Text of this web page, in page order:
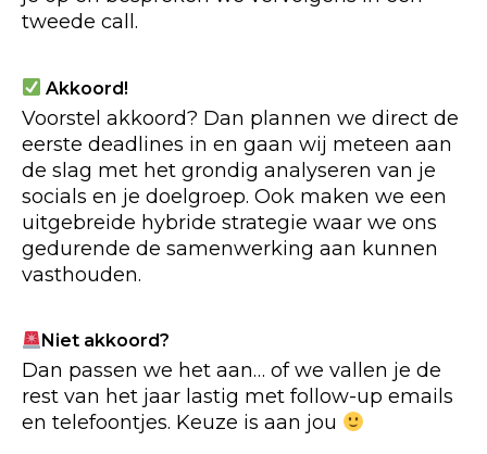
tweede call.
Akkoord!
Voorstel akkoord? Dan plannen we direct de
eerste deadlines in en gaan wij meteen aan
de slag met het grondig analyseren van je
socials en je doelgroep. Ook maken we een
uitgebreide hybride strategie waar we ons
gedurende de samenwerking aan kunnen
vasthouden.
Niet akkoord?
Dan passen we het aan… of we vallen je de
rest van het jaar lastig met follow-up emails
en telefoontjes. Keuze is aan jou